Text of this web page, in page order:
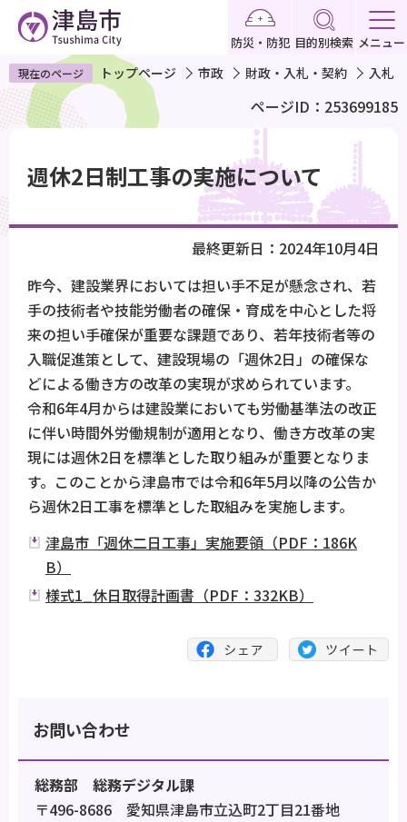
ペ
ー
ジ
で
す
防災・防犯 目的別検索 メニュー
現在のページ トップページ 市政 財政・入札・契約 入札
ページID：253699185
週休2日制工事の実施について
最終更新日：2024年10月4日
昨今、建設業界においては担い手不足が懸念され、若
手の技術者や技能労働者の確保・育成を中心とした将
来の担い手確保が重要な課題であり、若年技術者等の
入職促進策として、建設現場の「週休2日」の確保な
どによる働き方の改革の実現が求められています。
令和6年4月からは建設業においても労働基準法の改正
に伴い時間外労働規制が適用となり、働き方改革の実
現には週休2日を標準とした取り組みが重要となりま
す。このことから津島市では令和6年5月以降の公告か
ら週休2日工事を標準とした取組みを実施します。
津島市「週休二日工事」実施要領（PDF：186K
B）
様式1_休日取得計画書（PDF：332KB）
お問い合わせ
総務部 総務デジタル課
〒496-8686 愛知県津島市立込町2丁目21番地